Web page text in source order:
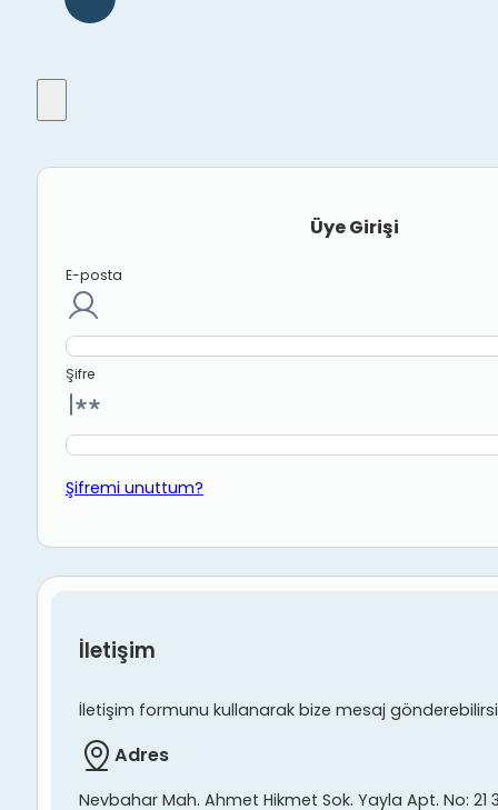
Üye Girişi
E-posta
Şifre
Şifremi unuttum?
İletişim
İletişim formunu kullanarak bize mesaj
Adres
Nevbahar Mah. Ahmet Hikmet Sok. Yayla Apt. No: 21